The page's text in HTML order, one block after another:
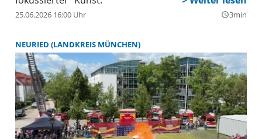
25.06.2026 16:00 Uhr query_builder3min
NEURIED (LANDKREIS MÜNCHEN)